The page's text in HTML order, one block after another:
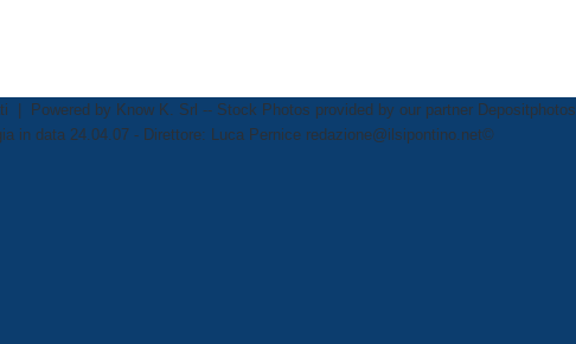
| Powered by Know K. Srl -- Stock Photos provided by our partner Depositphotos
in data 24.04.07 - Direttore: Luca Pernice redazione@ilsipontino.net©